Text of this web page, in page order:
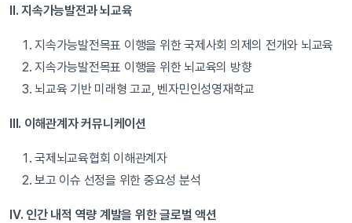
II. 지속가능발전과 뇌교육
지속가능발전목표 이행을 위한 국제사회 의제의 전개와 뇌교육
지속가능발전목표 이행을 위한 뇌교육의 방향
뇌교육 기반 미래형 고교, 벤자민인성영재학교
III. 이해관계자 커뮤니케이션
국제뇌교육협회 이해관계자
보고 이슈 선정을 위한 중요성 분석
IV. 인간 내적 역량 계발을 위한 글로벌 액션